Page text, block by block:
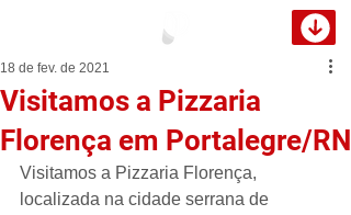
Visitamos a Pizzaria
Florença em Portalegre/RN
18 de fev. de 2021
Visitamos a Pizzaria Florença,
localizada na cidade serrana de